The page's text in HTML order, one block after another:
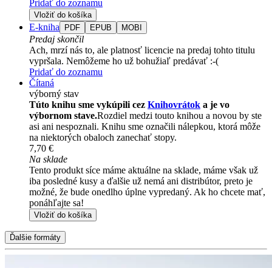
Pridať do zoznamu
Vložiť do košíka
E-kniha PDF EPUB MOBI
Predaj skončil
Ach, mrzí nás to, ale platnosť licencie na predaj tohto titulu
vypršala. Nemôžeme ho už bohužiaľ predávať :-(
Pridať do zoznamu
Čítaná
výborný stav
Túto knihu sme vykúpili cez Knihovrátok a je vo
výbornom stave.Rozdiel medzi touto knihou a novou by ste
asi ani nespoznali. Knihu sme označili nálepkou, ktorá môže
na niektorých obaloch zanechať stopy.
7,70 €
Na sklade
Tento produkt síce máme aktuálne na sklade, máme však už
iba posledné kusy a ďalšie už nemá ani distribútor, preto je
možné, že bude onedlho úplne vypredaný. Ak ho chcete mať,
ponáhľajte sa!
Vložiť do košíka
Ďalšie formáty